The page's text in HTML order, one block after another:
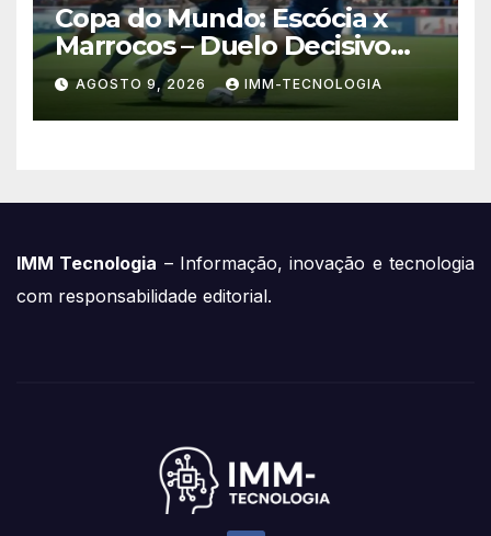
Copa do Mundo: Escócia x
Marrocos – Duelo Decisivo
pela Liderança do Grupo
AGOSTO 9, 2026 IMM-TECNOLOGIA
IMM Tecnologia – Informação, inovação e tecnologia
com responsabilidade editorial.